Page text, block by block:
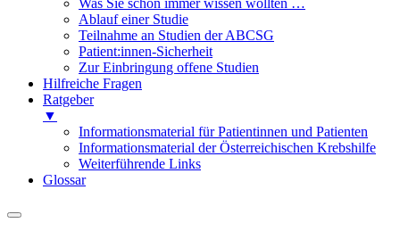
Ablauf einer Studie
Teilnahme an Studien der ABCSG
Patient:innen-Sicherheit
Zur Einbringung offene Studien
Hilfreiche Fragen
Ratgeber
▼
Informationsmaterial für Patientinnen und Patienten
Informationsmaterial der Österreichischen Krebshilfe
Weiterführende Links
Glossar